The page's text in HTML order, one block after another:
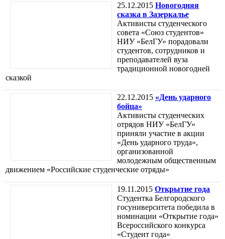
25.12.2015 Новогодняя
сказка в Зазеркалье
Активисты студенческого
совета «Союз студентов»
НИУ «БелГУ» порадовали
студентов, сотрудников и
преподавателей вуза
традиционной новогодней
сказкой
22.12.2015 «День ударного
бойца»
Активисты студенческих
отрядов НИУ «БелГУ»
приняли участие в акции
«День ударного труда»,
организованной
молодежным общественным
движением «Российские студенческие отряды»
19.11.2015 Открытие года
Студентка Белгородского
госуниверситета победила в
номинации «Открытие года»
Всероссийского конкурса
«Студент года»